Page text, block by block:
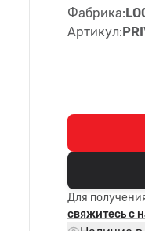
Фабрика:
Артикул:
Для
свяжитесь с